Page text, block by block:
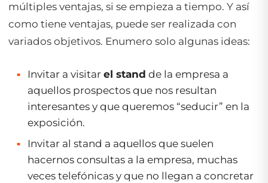
múltiples ventajas, si se empieza a tiempo. Y así
como tiene ventajas, puede ser realizada con
variados objetivos. Enumero solo algunas ideas:
Invitar a visitar el stand de la empresa a
aquellos prospectos que nos resultan
interesantes y que queremos “seducir” en la
exposición.
Invitar al stand a aquellos que suelen
hacernos consultas a la empresa, muchas
veces telefónicas y que no llegan a concretar